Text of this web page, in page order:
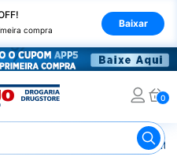
compra
Baixar
0